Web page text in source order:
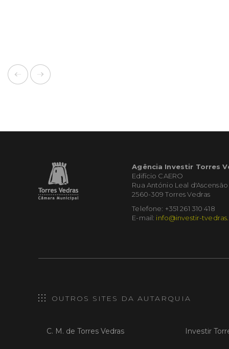
Agência Investir Torres
Edifício CAERO
Rua António Leal d'Ascensão
2560-309 Torres Vedras
Telefone: +351 261 310 418
E-mail: info@investir-
OUTROS SITES DA AUTARQUIA
C. M. de Torres Vedras Investir